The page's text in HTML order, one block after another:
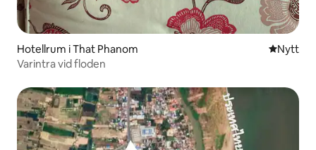
Hotellrum i That Phanom NyttNytt
Varintra vid floden